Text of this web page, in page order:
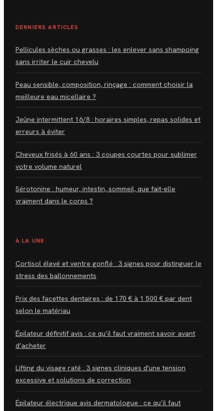
DERNIERS ARTICLES
Pellicules sèches ou grasses : les enlever sans shampoing
sans irriter le cuir chevelu
Peau sensible, composition, rinçage : comment choisir la
meilleure eau micellaire ?
Jeûne intermittent 16/8 : horaires simples, repas solides et
erreurs à éviter
Cheveux frisés à 60 ans : 3 coupes courtes pour sublimer
votre volume naturel
Sérotonine : humeur, intestin, sommeil, que fait-elle
vraiment dans le corps ?
À LA UNE
Cortisol élevé et ventre gonflé : 3 signes pour distinguer le
stress des ballonnements
Prix des facettes dentaires : de 170 € à 1 500 € par dent
selon le matériau
Épilateur définitif avis : ce qu’il faut vraiment savoir avant
d’acheter
Lifting du visage raté : 3 signes cliniques d'une tension
excessive et solutions de correction
Épilateur électrique avis dermatologue : ce qu’il faut